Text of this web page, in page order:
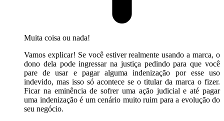
Muita coisa ou nada!
Vamos explicar! Se você estiver realmente usando a marca, o
dono dela pode ingressar na justiça pedindo para que você
pare de usar e pagar alguma indenização por esse uso
indevido, mas isso só acontece se o titular da marca o fizer.
Ficar na eminência de sofrer uma ação judicial e até pagar
uma indenização é um cenário muito ruim para a evolução do
seu negócio.